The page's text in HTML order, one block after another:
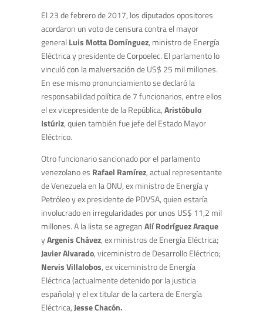
El 23 de febrero de 2017, los diputados opositores
acordaron un voto de censura contra el mayor
general Luis Motta Domínguez, ministro de Energía
Eléctrica y presidente de Corpoelec. El parlamento lo
vinculó con la malversación de US$ 25 mil millones.
En ese mismo pronunciamiento se declaró la
responsabilidad política de 7 funcionarios, entre ellos
el ex vicepresidente de la República,Aristóbulo
Istúriz, quien también fue jefe del Estado Mayor
Eléctrico.
Otro funcionario sancionado por el parlamento
venezolano es Rafael Ramírez, actual representante
de Venezuela en la ONU, ex ministro de Energía y
Petróleo y ex presidente de PDVSA, quien estaría
involucrado en irregularidades por unos US$ 11,2 mil
millones. A la lista se agreganAlí Rodríguez Araque
yArgenis Chávez, ex ministros de Energía Eléctrica;
Javier Alvarado, viceministro de Desarrollo Eléctrico;
Nervis Villalobos, ex viceministro de Energía
Eléctrica (actualmente detenido por la justicia
española) y el ex titular de la cartera de Energía
Eléctrica,Jesse Chacón.